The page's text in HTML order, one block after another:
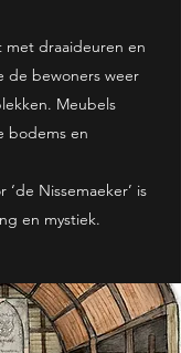
met draaideuren en
de bewoners weer
Meubels
bodems en
Nissemaeker’ is
en mystiek.